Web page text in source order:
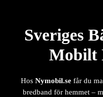
Sveriges
Mobilt
Hos Nymobil.sefår du
bredband för hemmet –